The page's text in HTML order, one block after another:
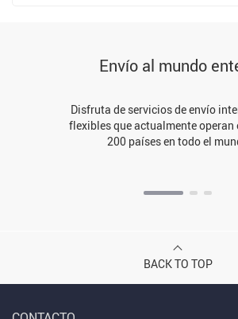
Envío al mundo
Disfruta de servicios de envío
flexibles que actualmente operan
200 países en todo el
BACK TO TOP